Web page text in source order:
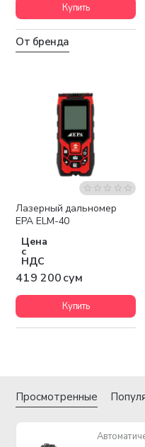
Купить
От бренда
Лазерный дальномер
EPA ELM-40
Цена
с
НДС
419 200 сум
Купить
Просмотренные